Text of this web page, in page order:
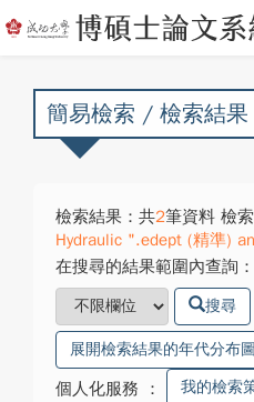
簡易檢索 / 檢索結果
檢索結果：共2筆資料 檢索
Hydraulic ".edept (精準)
在搜尋的結果範圍內查詢：
搜尋
展開檢索結果的年代分布圖
個人化服務 ： 我的檢索